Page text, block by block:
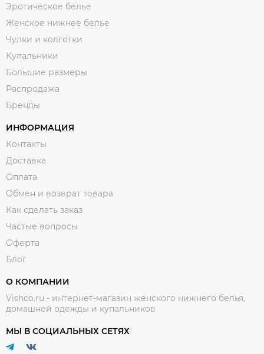
Эротическое белье
Женское нижнее белье
Чулки и колготки
Купальники
Большие размеры
Распродажа
Бренды
ИНФОРМАЦИЯ
Контакты
Доставка
Оплата
Обмен и возврат товара
Как сделать заказ
Частые вопросы
Оферта
Блог
О КОМПАНИИ
Vishco.ru - интернет-магазин женского нижнего белья,
домашней одежды и купальников
МЫ В СОЦИАЛЬНЫХ СЕТЯХ